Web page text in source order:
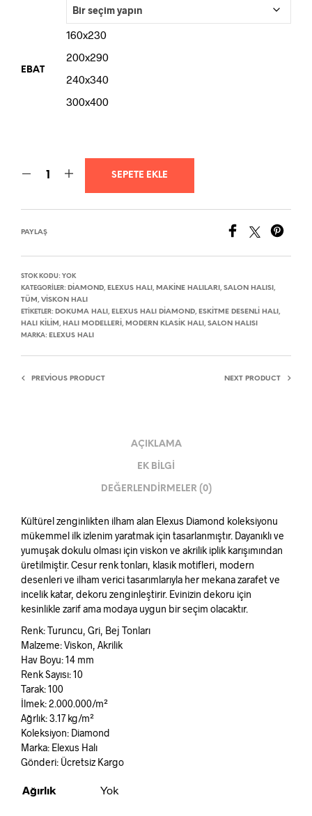
EBAT
160x230
200x290
240x340
300x400
SEPETE EKLE
PAYLAŞ
STOK KODU: YOK
KATEGORILER: DIAMOND, ELEXUS HALI , MAKINE HALILARI , SALON HALISI ,
TÜM , VISKON HALI
ETIKETLER: DOKUMA HALI , ELEXUS HALI DIAMOND, ESKITME DESENLI HALI ,
HALI KILIM , HALI MODELLERI , MODERN KLASIK HALI , SALON HALISI
MARKA: ELEXUS HALI
PREVIOUS PRODUCT NEXT PRODUCT
AÇIKLAMA
EK BILGI
DEĞERLENDIRMELER (0)
Kültürel zenginlikten ilham alan Elexus Diamond koleksiyonu
mükemmel ilk izlenim yaratmak için tasarlanmıştır. Dayanıklı ve
yumuşak dokulu olması için viskon ve akrilik iplik karışımından
üretilmiştir. Cesur renk tonları, klasik motifleri, modern
desenleri ve ilham verici tasarımlarıyla her mekana zarafet ve
incelik katar, dekoru zenginleştirir. Evinizin dekoru için
kesinlikle zarif ama modaya uygun bir seçim olacaktır.
Renk: Turuncu, Gri, Bej Tonları
Malzeme: Viskon, Akrilik
Hav Boyu: 14 mm
Renk Sayısı: 10
Tarak: 100
İlmek: 2.000.000/m²
Ağrlık: 3.17 kg/m²
Koleksiyon: Diamond
Marka: Elexus Halı
Gönderi: Ücretsiz Kargo
Ağırlık Yok